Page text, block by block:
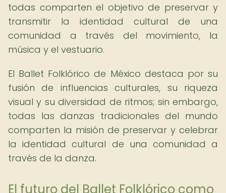
todas comparten el objetivo de preservar y
transmitir la identidad cultural de una
comunidad a través del movimiento, la
música y el vestuario.
El Ballet Folklórico de México destaca por su
fusión de influencias culturales, su riqueza
visual y su diversidad de ritmos; sin embargo,
todas las danzas tradicionales del mundo
comparten la misión de preservar y celebrar
la identidad cultural de una comunidad a
través de la danza.
El futuro del Ballet Folklórico como